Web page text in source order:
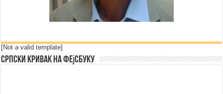
[Not a valid template]
Српски Кривак на Фејсбуку